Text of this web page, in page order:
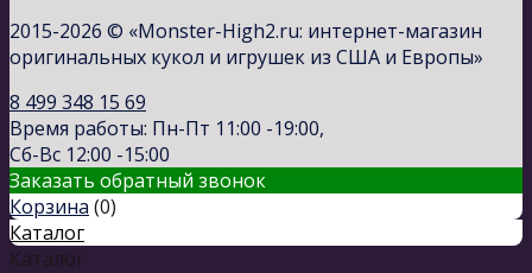
2015-2026 © «Monster-High2.ru: интернет-магазин
оригинальных кукол и игрушек из США и Европы»
8 499 348 15 69
Время работы: Пн-Пт 11:00 -19:00,
Сб-Вс 12:00 -15:00
Заказать обратный звонок
Корзина (0)
Каталог
Каталог